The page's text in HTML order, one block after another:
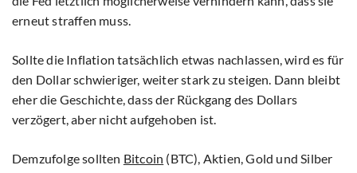
erneut straffen muss.
Sollte die Inflation tatsächlich etwas nachlassen, wird es für
den Dollar schwieriger, weiter stark zu steigen. Dann bleibt
eher die Geschichte, dass der Rückgang des Dollars
verzögert, aber nicht aufgehoben ist.
Demzufolge sollten Bitcoin (BTC), Aktien, Gold und Silber